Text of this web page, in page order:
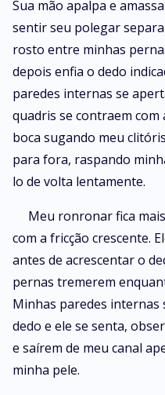
Sua mão apalpa e
sentir seu polegar
rosto entre minhas
depois enfia o dedo
paredes internas se
quadris se contraem
boca sugando meu
para fora, raspando
lo de volta lentamente.
Meu ronronar fica
com a fricção crescente.
antes de acrescentar o
pernas tremerem
Minhas paredes internas
dedo e ele se senta,
e saírem de meu canal
minha pele.